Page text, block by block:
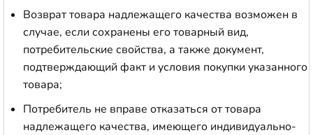
Возврат товара надлежащего качества возможен в
случае, если сохранены его товарный вид,
потребительские свойства, а также документ,
подтверждающий факт и условия покупки указанного
товара;
Потребитель не вправе отказаться от товара
надлежащего качества, имеющего индивидуально-